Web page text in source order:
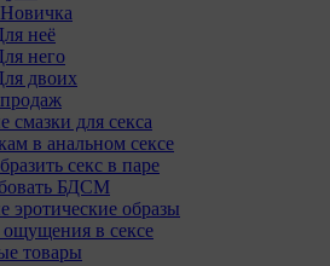
неё
него
двоих
смазки для секса
в анальном сексе
секс в паре
БДСМ
эротические образы
в сексе
товары